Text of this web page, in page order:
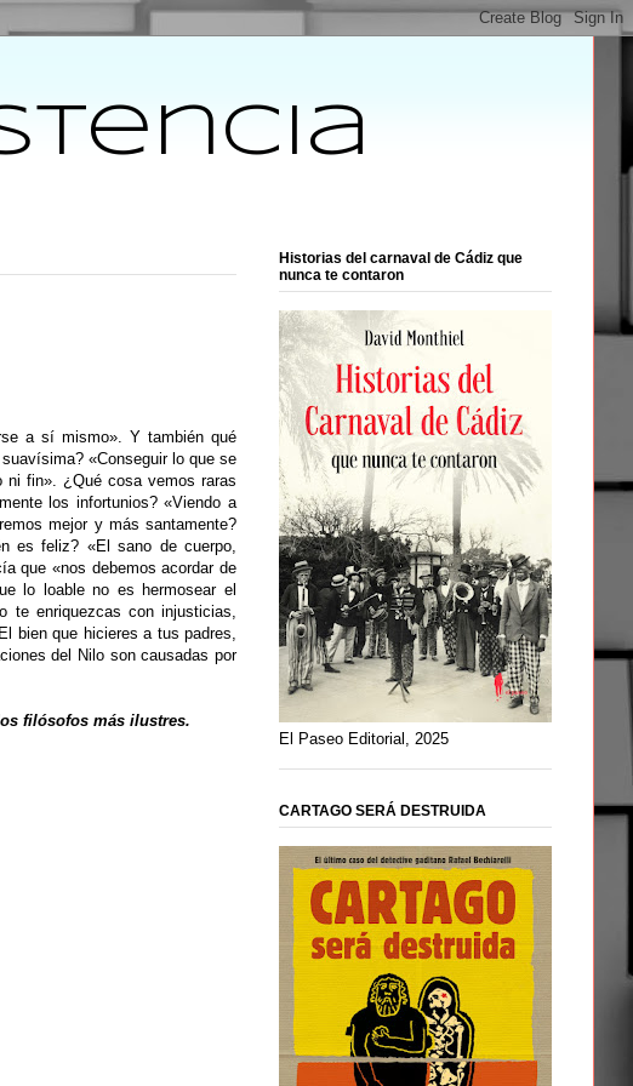
a sí mismo». Y también qué
«Conseguir lo que se
ni fin». ¿Qué cosa vemos raras
los infortunios? «Viendo a
mejor y más santamente?
es feliz? «El sano de cuerpo,
que «nos debemos acordar de
lo loable no es hermosear el
te enriquezcas con injusticias,
bien que hicieres a tus padres,
del Nilo son causadas por
filósofos más ilustres.
Historias del carnaval de Cádiz que
nunca te contaron
El Paseo Editorial, 2025
CARTAGO SERÁ DESTRUIDA